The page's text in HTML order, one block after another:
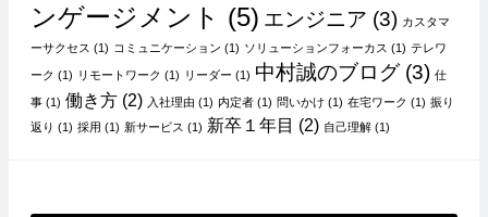
ンゲージメント (5) エンジニア (3) カスタマ
ーサクセス (1) コミュニケーション (1) ソリューションフォーカス (1) テレワ
ーク (1) リモートワーク (1) リーダー (1) 中村誠のブログ(3) 仕
事(1) 働き方(2) 入社理由 (1) 内定者(1) 問いかけ (1) 在宅ワーク (1) 振り
返り (1) 採用 (1) 新サービス (1) 新卒１年目 (2) 自己理解(1)